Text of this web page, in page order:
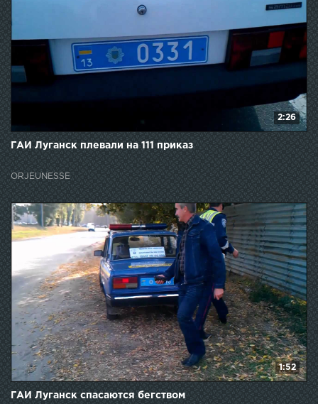
2:26
ГАИ Луганск плевали на 111 приказ
ORJEUNESSE
1:52
ГАИ Луганск спасаются бегством